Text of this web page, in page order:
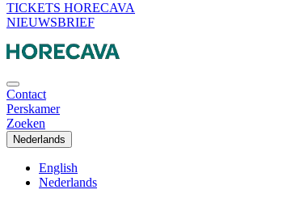
TICKETS HORECAVA
NIEUWSBRIEF
Contact
Perskamer
Zoeken
Nederlands
English
Nederlands